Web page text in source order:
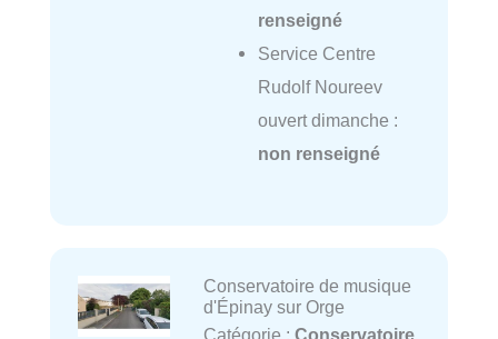
renseigné
Service Centre
Rudolf Noureev
ouvert dimanche :
non renseigné
Conservatoire de musique
d'Épinay sur Orge
Catégorie : Conservatoire